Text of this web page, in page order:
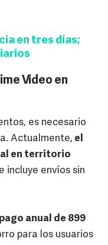
en tres días;
Video en
es necesario
Actualmente, el
en territorio
incluye envíos sin
anual de 899
para los usuarios